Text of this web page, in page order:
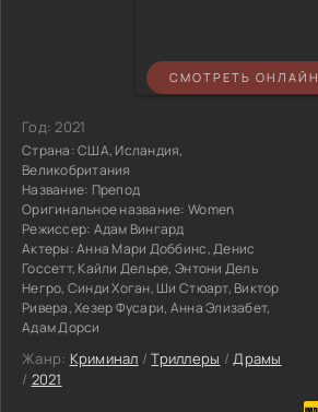
СМОТРЕТЬ ОНЛАЙН
Год:2021
Страна:США, Исландия,
Великобритания
Название: Препод
Оригинальное название: Women
Режиссер: Адам Вингард
Актеры:Анна Мари Доббинс, Денис
Госсетт, Кайли Дельре, Энтони Дель
Негро, Синди Хоган, Ши Стюарт, Виктор
Ривера, Хезер Фусари, Анна Элизабет,
Адам Дорси
Жанр: Криминал /Триллеры /Драмы
/ 2021